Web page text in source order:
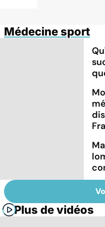
Médecine sport
Plus de vidéos